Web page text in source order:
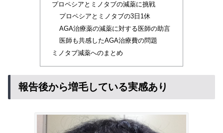
プロペシアとミノタブの減薬に挑戦
プロペシアとミノタブの3日1休
AGA治療薬の減薬に対する医師の助言
医師も共感したAGA治療費の問題
ミノタブ減薬へのまとめ
報告後から増毛している実感あり